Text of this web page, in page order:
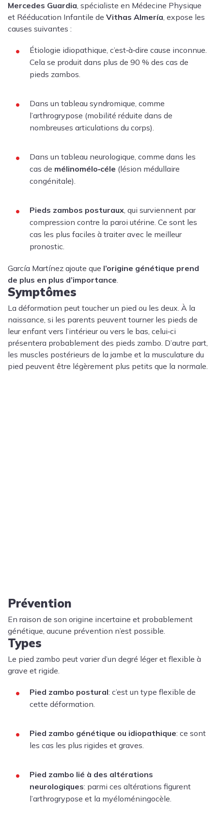
Mercedes Guardia, spécialiste en Médecine Physique
et Rééducation Infantile de Vithas Almería, expose les
causes suivantes :
Étiologie idiopathique, c’est‑à‑dire cause inconnue.
Cela se produit dans plus de 90 % des cas de
pieds zambos.
Dans un tableau syndromique, comme
l’arthrogrypose (mobilité réduite dans de
nombreuses articulations du corps).
Dans un tableau neurologique, comme dans les
cas de mélinomélo‑céle (lésion médullaire
congénitale).
Pieds zambos posturaux, qui surviennent par
compression contre la paroi utérine. Ce sont les
cas les plus faciles à traiter avec le meilleur
pronostic.
García Martínez ajoute que l’origine génétique prend
de plus en plus d’importance.
Symptômes
La déformation peut toucher un pied ou les deux. À la
naissance, si les parents peuvent tourner les pieds de
leur enfant vers l’intérieur ou vers le bas, celui‑ci
présentera probablement des pieds zambo. D’autre part,
les muscles postérieurs de la jambe et la musculature du
pied peuvent être légèrement plus petits que la normale.
Prévention
En raison de son origine incertaine et probablement
génétique, aucune prévention n’est possible.
Types
Le pied zambo peut varier d’un degré léger et flexible à
grave et rigide.
Pied zambo postural: c’est un type flexible de
cette déformation.
Pied zambo génétique ou idiopathique: ce sont
les cas les plus rigides et graves.
Pied zambo lié à des altérations
neurologiques: parmi ces altérations figurent
l’arthrogrypose et la myéloméningocèle.